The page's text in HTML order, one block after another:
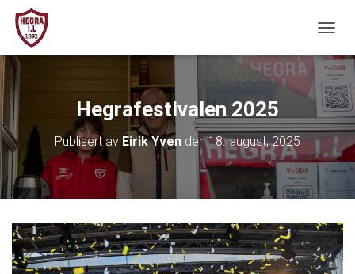
I
S
/
S
K
J
L
N
A
I
G
A
S
Hegrafestivalen 2025
Publisert av Eirik Yven den18. august, 2025